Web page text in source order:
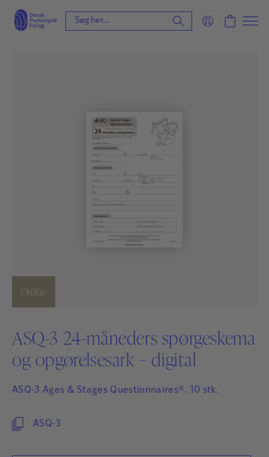
Online
ASQ-3 24-måneders spørgeskema
og opgørelsesark – digital
ASQ-3 Ages & Stages Questionnaires®. 10 stk.
ASQ-3